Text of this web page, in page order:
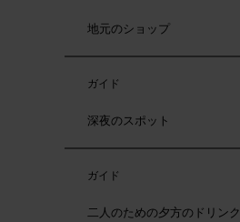
地元のショップ
ガイド
深夜のスポット
ガイド
二人のための夕方のドリンク